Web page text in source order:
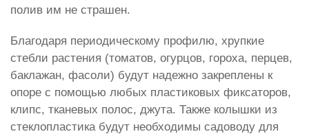
полив им не страшен.
Благодаря периодическому профилю, хрупкие
стебли растения (томатов, огурцов, гороха, перцев,
баклажан, фасоли) будут надежно закреплены к
опоре с помощью любых пластиковых фиксаторов,
клипс, тканевых полос, джута. Также колышки из
стеклопластика будут необходимы садоводу для